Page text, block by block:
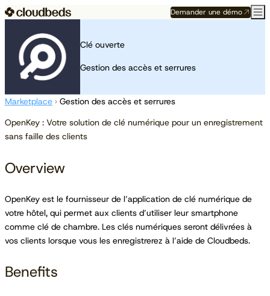
Demander une démo
Clé ouverte
Gestion des accès et serrures
Marketplace › Gestion des accès et serrures
OpenKey : Votre solution de clé numérique pour un enregistrement
sans faille des clients
Overview
OpenKey est le fournisseur de l’application de clé numérique de
votre hôtel, qui permet aux clients d’utiliser leur smartphone
comme clé de chambre. Les clés numériques seront délivrées à
vos clients lorsque vous les enregistrerez à l’aide de Cloudbeds.
Benefits